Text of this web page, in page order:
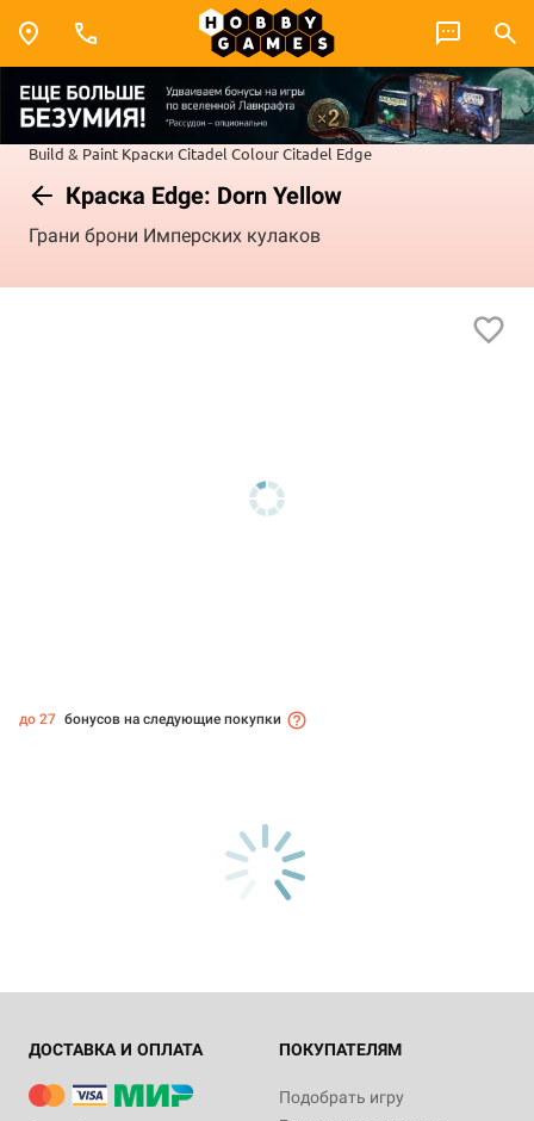
Build & Paint Краски Citadel ColourCitadel Edge
Краска Edge: Dorn Yellow
Грани брони Имперских кулаков
до 27 бонусов на следующие покупки
ДОСТАВКА И ОПЛАТА ПОКУПАТЕЛЯМ
Подобрать игру